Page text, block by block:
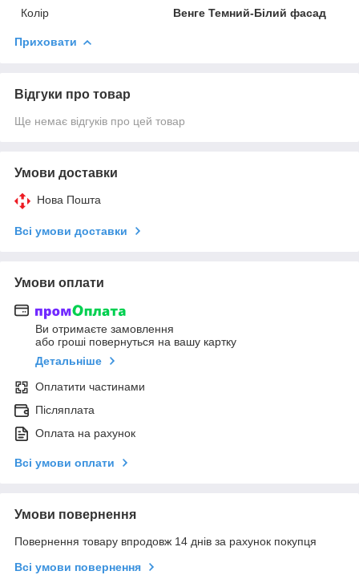
Колір Венге Темний-Білий фасад
Приховати
Відгуки про товар
Ще немає відгуків про цей товар
Умови доставки
Нова Пошта
Всі умови доставки
Умови оплати
Ви отримаєте замовлення
або гроші повернуться на вашу картку
Детальніше
Оплатити частинами
Післяплата
Оплата на рахунок
Всі умови оплати
Умови повернення
Повернення товару впродовж 14 днів за рахунок покупця
Всі умови повернення